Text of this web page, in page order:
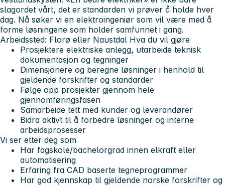
slagordet vårt, det er standarden vi prøver å holde hver
dag. Nå søker vi en elektroingeniør som vil være med å
forme løsningene som holder samfunnet i gang.
Arbeidssted: Florø eller Naustdal Hva du vil gjøre
Prosjektere elektriske anlegg, utarbeide teknisk
dokumentasjon og tegninger
Dimensjonere og beregne løsninger i henhold til
gjeldende forskrifter og standarder
Følge opp prosjekter gjennom hele
gjennomføringsfasen
Samarbeide tett med kunder og leverandører
Bidra aktivt til å forbedre løsninger og interne
arbeidsprosesser
Vi ser etter deg som
Har fagskole/bachelorgrad innen elkraft eller
automatisering
Erfaring fra CAD baserte tegneprogrammer
Har god kjennskap til gjeldende norske forskrifter og